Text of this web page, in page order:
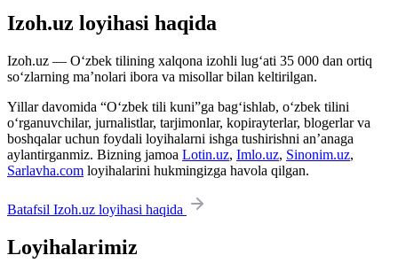
Izoh.uz loyihasi haqida
Izoh.uz — O‘zbek tilining xalqona izohli lug‘ati 35 000 dan ortiq
so‘zlarning ma’nolari ibora va misollar bilan keltirilgan.
Yillar davomida “O‘zbek tili kuni”ga bag‘ishlab, o‘zbek tilini
o‘rganuvchilar, jurnalistlar, tarjimonlar, kopirayterlar, blogerlar va
boshqalar uchun foydali loyihalarni ishga tushirishni an’anaga
aylantirganmiz. Bizning jamoa Lotin.uz, Imlo.uz, Sinonim.uz,
Sarlavha.com loyihalarini hukmingizga havola qilgan.
Batafsil Izoh.uz loyihasi haqida
Loyihalarimiz